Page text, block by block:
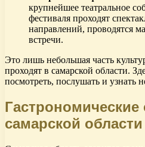
крупнейшее театральное
фестиваля проходят
направлений, проводятся
встречи.
Это лишь небольшая часть
проходят в самарской области.
посмотреть, послушать и узнать
Гастрономические
самарской области